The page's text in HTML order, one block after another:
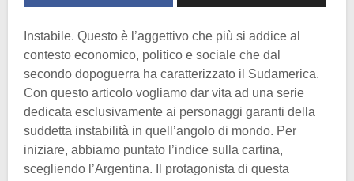
Instabile. Questo è l’aggettivo che più si addice al
contesto economico, politico e sociale che dal
secondo dopoguerra ha caratterizzato il Sudamerica.
Con questo articolo vogliamo dar vita ad una serie
dedicata esclusivamente ai personaggi garanti della
suddetta instabilità in quell’angolo di mondo. Per
iniziare, abbiamo puntato l’indice sulla cartina,
scegliendo l’Argentina. Il protagonista di questa